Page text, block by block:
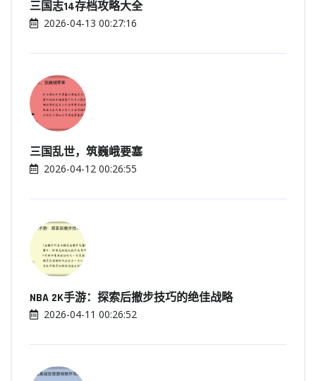
三国志14存档攻略大全
2026-04-13 00:27:16
三国乱世，筑巍峨要塞
2026-04-12 00:26:55
NBA 2K手游：探索后撤步技巧的绝佳战略
2026-04-11 00:26:52